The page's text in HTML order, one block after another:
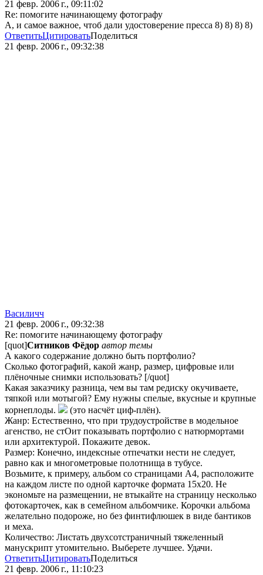
21 февр. 2006 г., 09:11:02
Re: помогите начинающему фотографу
А, и самое важное, чтоб дали удостоверение пресса 8) 8) 8) 8)
ОтветитьЦитироватьПоделиться
21 февр. 2006 г., 09:32:38
Василичч
21 февр. 2006 г., 09:32:38
Re: помогите начинающему фотографу
[quot]Ситников Фёдор автор темы
А какого содержание должно быть портфолио?
Сколько фотографий, какой жанр, размер, цифровые или
плёночные снимки использовать? [/quot]
Какая заказчику разница, чем вы там редиску окучиваете,
тяпкой или мотыгой? Ему нужны спелые, вкусные и крупные
корнеплоды.
(это насчёт циф-плён).
Жанр: Естественно, что при трудоустройстве в модельное
агенство, не стОит показывать портфолио с натюрмортами
или архитектурой. Покажите девок.
Размер: Конечно, индексные отпечатки нести не следует,
равно как и многометровые полотнища в тубусе.
Возьмите, к примеру, альбом со страницами А4, расположите
на каждом листе по одной карточке формата 15х20. Не
экономьте на размещении, не втыкайте на страницу несколько
фотокарточек, как в семейном альбомчике. Корочки альбома
желательно подороже, но без финтифлюшек в виде бантиков
и меха.
Количество: Листать двухсотстраничный тяжеленный
манускрипт утомительно. Выберете лучшее. Удачи.
ОтветитьЦитироватьПоделиться
21 февр. 2006 г., 11:10:23